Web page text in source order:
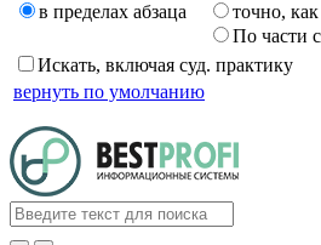
в пределах абзаца
точно,
По части
Искать, включая суд. практику
вернуть по умолчанию